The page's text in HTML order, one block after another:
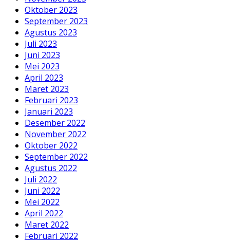
Oktober 2023
September 2023
Agustus 2023
Juli 2023
Juni 2023
Mei 2023
April 2023
Maret 2023
Februari 2023
Januari 2023
Desember 2022
November 2022
Oktober 2022
September 2022
Agustus 2022
Juli 2022
Juni 2022
Mei 2022
April 2022
Maret 2022
Februari 2022